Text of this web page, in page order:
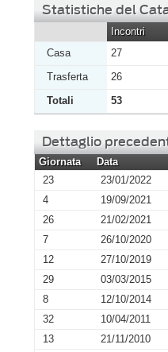
Statistiche del
Incontri
Casa
27
Trasferta
26
Totali
53
Dettaglio
Giornata Data
23
23/01/2022
4
19/09/2021
26
21/02/2021
7
26/10/2020
12
27/10/2019
29
03/03/2015
8
12/10/2014
32
10/04/2011
13
21/11/2010